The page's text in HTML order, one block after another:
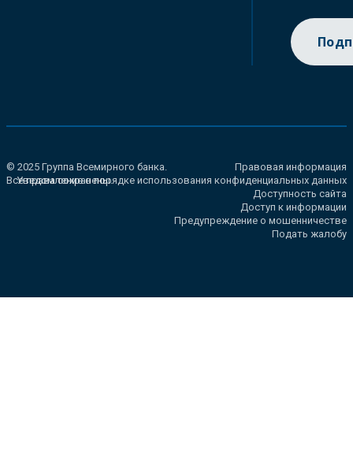
© 2025 Группа Всемирного банка.
Все права сохранены.
Правовая информация
Уведомление о порядке использования конфиденциальных данных
Доступность сайта
Доступ к информации
Предупреждение о мошенничестве
Подать жалобу